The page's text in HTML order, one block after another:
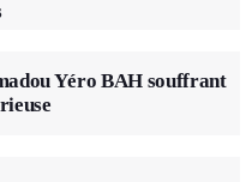
Yéro BAH souffrant